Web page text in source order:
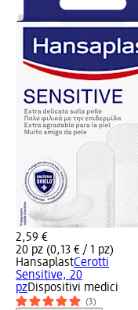
2,59 €
20 pz (0,13 € / 1 pz)
HansaplastCerotti
Sensitive, 20
pzDispositivi medici
(3)